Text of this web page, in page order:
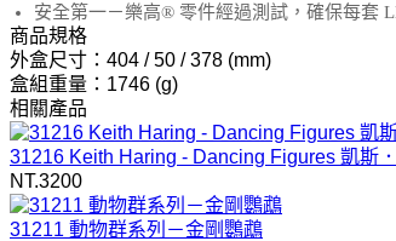
安全第一－樂高® 零件經過測試，確保每套
商品規格
外盒尺寸：404 / 50 / 378 (mm)
盒組重量：1746 (g)
相關產品
31216 Keith Haring - Dancing Figures 凱斯
NT.3200
31211 動物群系列－金剛鸚鵡